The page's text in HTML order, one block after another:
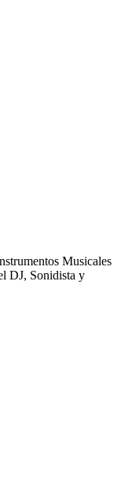
Musicales
DJ, Sonidista y